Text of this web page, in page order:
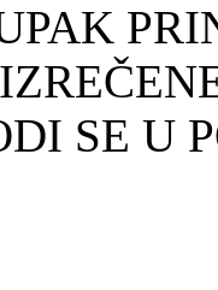
SE U